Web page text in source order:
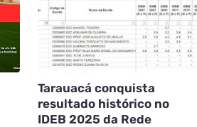
Tarauacá conquista
resultado histórico no
IDEB 2025 da Rede